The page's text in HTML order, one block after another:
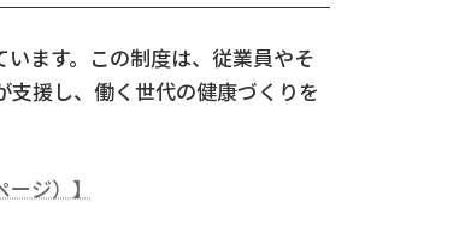
ます。この制度は、従業員やそ
援し、働く世代の健康づくりを
ジ）】